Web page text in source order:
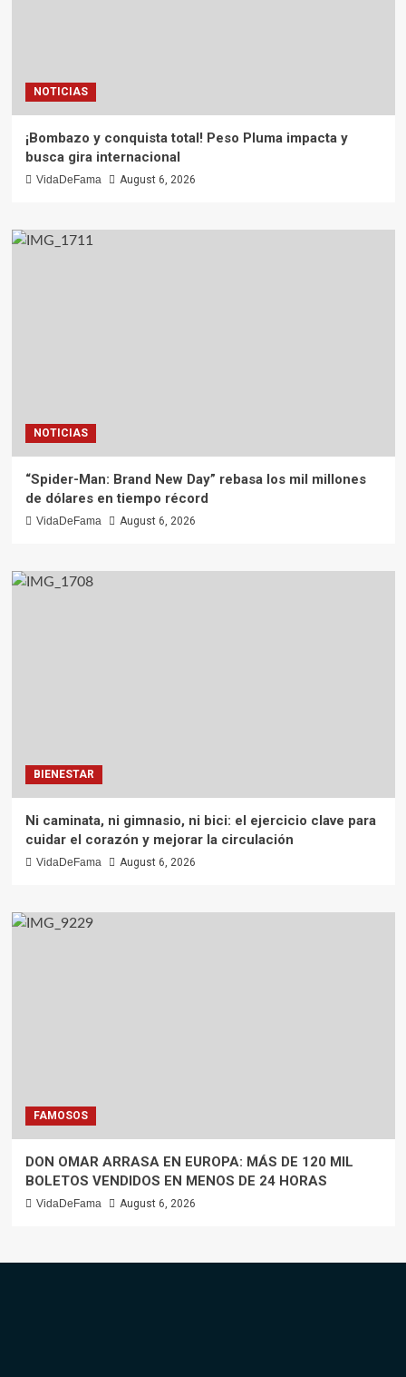
NOTICIAS
¡Bombazo y conquista total! Peso Pluma impacta y
busca gira internacional
VidaDeFama August 6, 2026
NOTICIAS
“Spider-Man: Brand New Day” rebasa los mil millones
de dólares en tiempo récord
VidaDeFama August 6, 2026
BIENESTAR
Ni caminata, ni gimnasio, ni bici: el ejercicio clave para
cuidar el corazón y mejorar la circulación
VidaDeFama August 6, 2026
FAMOSOS
DON OMAR ARRASA EN EUROPA: MÁS DE 120 MIL
BOLETOS VENDIDOS EN MENOS DE 24 HORAS
VidaDeFama August 6, 2026